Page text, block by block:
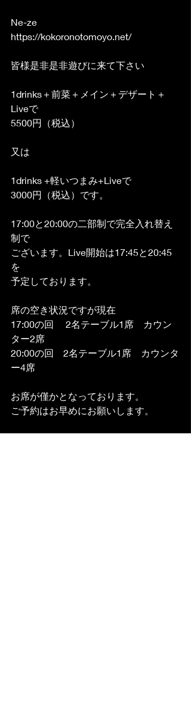
Ne-ze
​​​https://kokoronotomoyo.net/
皆様是非是非遊びに来て下さい
1drinks＋前菜＋メイン＋デザート＋
Liveで
5500円（税込）
又は
1drinks +軽いつまみ+Liveで
3000円（税込）です。
17:00と20:00の二部制で完全入れ替え
制で
ございます。Live開始は17:45と20:45
を
予定しております。
席の空き状況ですが現在
17:00の回　 2名テーブル1席　カウン
ター2席
20:00の回　2名テーブル1席　カウンタ
ー4席
お席が僅かとなっております。
ご予約はお早めにお願いします。